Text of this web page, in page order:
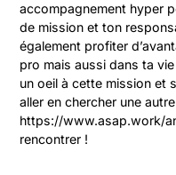
accompagnement hyper
de mission et ton
également profiter
pro mais aussi dans ta
un oeil à cette mission et
aller en chercher une
https://www.asap.work/
rencontrer !